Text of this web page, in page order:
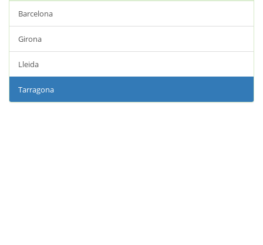
Barcelona
Girona
Lleida
Tarragona